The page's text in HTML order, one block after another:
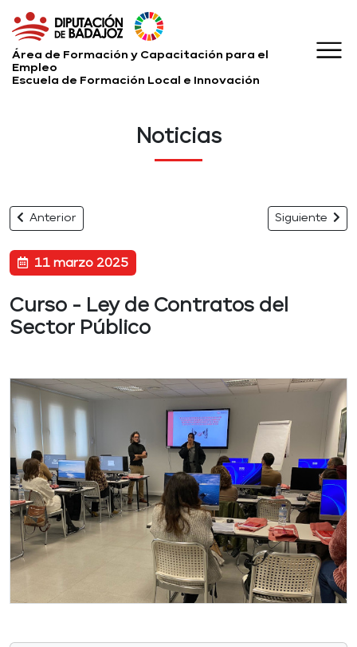
Área de Formación y Capacitación para el
Empleo
Escuela de Formación Local e Innovación
Noticias
Anterior Siguiente
11 marzo 2025
Curso - Ley de Contratos del
Sector Público